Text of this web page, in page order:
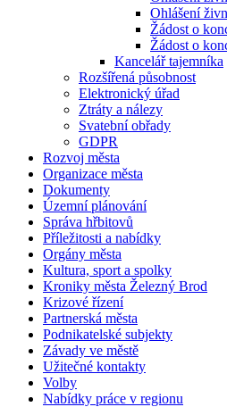
Ohlášení
Žádost o
Žádost o
Kancelář tajemníka
Rozšířená působnost
Elektronický úřad
Ztráty a nálezy
Svatební obřady
GDPR
Rozvoj města
Organizace města
Dokumenty
Územní plánování
Správa hřbitovů
Příležitosti a nabídky
Orgány města
Kultura, sport a spolky
Kroniky města Železný Brod
Krizové řízení
Partnerská města
Podnikatelské subjekty
Závady ve městě
Užitečné kontakty
Volby
Nabídky práce v regionu